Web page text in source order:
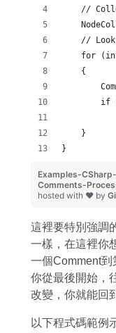
//
//
for
    {
if
    }
}
Examples-
Comments-
hosted with ❤ by
這裡要特別強調
一樣，在這裡你
一個Comment
你從最後開始，
改變，你就能回
以下程式碼範例